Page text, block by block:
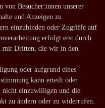
-kosten
von Besucher:innen unserer
und Anzeigen zu
einzubinden oder Zugriffe auf
erfolgt erst durch
mit Dritten, die wir in den
oder aufgrund eines
kann erteilt oder
nicht einzuwilligen und die
zu ändern oder zu widerrufen.